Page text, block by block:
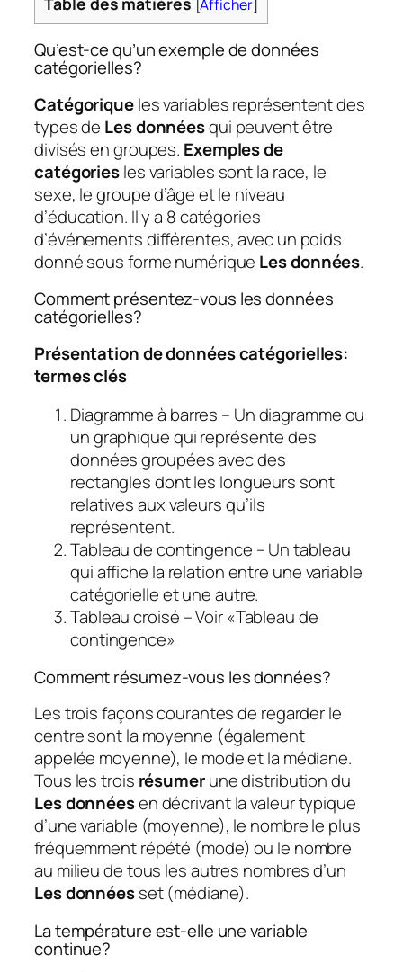
[Afficher]
Qu’est-ce qu’un exemple de données
catégorielles?
Catégoriqueles variables représentent des
types de Les donnéesqui peuvent être
divisés en groupes. Exemples de
catégoriesles variables sont la race, le
sexe, le groupe d’âge et le niveau
d’éducation. Il y a 8 catégories
d’événements différentes, avec un poids
donné sous forme numérique Les données.
Comment présentez-vous les données
catégorielles?
Présentation de données catégorielles:
termes clés
Diagramme à barres – Un diagramme ou
un graphique qui représente des
données groupées avec des
rectangles dont les longueurs sont
relatives aux valeurs qu’ils
représentent.
Tableau de contingence – Un tableau
qui affiche la relation entre une variable
catégorielle et une autre.
Tableau croisé – Voir «Tableau de
contingence»
Comment résumez-vous les données?
Les trois façons courantes de regarder le
centre sont la moyenne (également
appelée moyenne), le mode et la médiane.
Tous les trois résumerune distribution du
Les donnéesen décrivant la valeur typique
d’une variable (moyenne), le nombre le plus
fréquemment répété (mode) ou le nombre
au milieu de tous les autres nombres d’un
Les donnéesset (médiane).
La température est-elle une variable
continue?